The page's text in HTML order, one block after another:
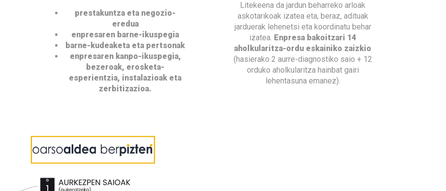
prestakuntza eta negozio-
eredua
enpresaren barne-ikuspegia
barne-kudeaketa eta pertsonak
enpresaren kanpo-ikuspegia,
bezeroak, erosketa-
esperientzia, instalazioak eta
zerbitizazioa.
Litekeena da jardun beharreko arloak
askotarikoak izatea eta, beraz, adituak
jarduerak lehenetsi eta koordinatu behar
izatea. Enpresa bakoitzari 14
aholkularitza-ordu eskainiko zaizkio
(hasierako 2 aurre-diagnostiko saio + 12
orduko aholkularitza hainbat gairi
lehentasuna emanez).